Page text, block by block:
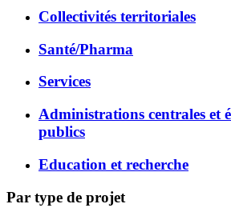
Collectivités territoriales
Santé/Pharma
Services
Administrations centrales et
publics
Education et recherche
Par type de projet